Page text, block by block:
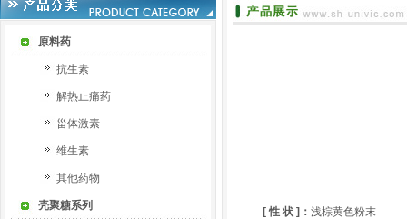
原料药
抗生素
解热止痛药
甾体激素
维生素
其他药物
壳聚糖系列 [性状 ]： 浅棕黄色粉末